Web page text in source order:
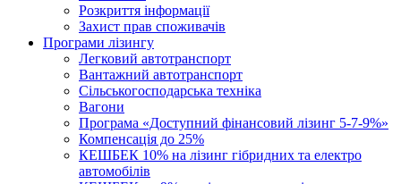
Розкриття інформації
Захист прав споживачів
Програми лізингу
Легковий автотранспорт
Вантажний автотранспорт
Cільськогосподарська техніка
Вагони
Програма «Доступний фінансовий лізинг 5-7-9%»
Компенсація до 25%
КЕШБЕК 10% на лізинг гібридних та електро
автомобілів